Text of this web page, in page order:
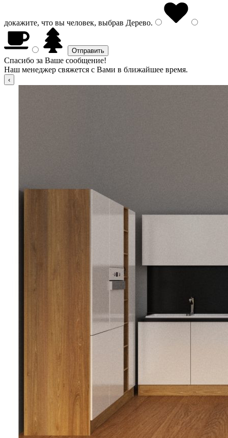
докажите, что вы человек, выбрав Дерево.
Спасибо за Ваше сообщение!
Наш менеджер свяжется с Вами в ближайшее время.